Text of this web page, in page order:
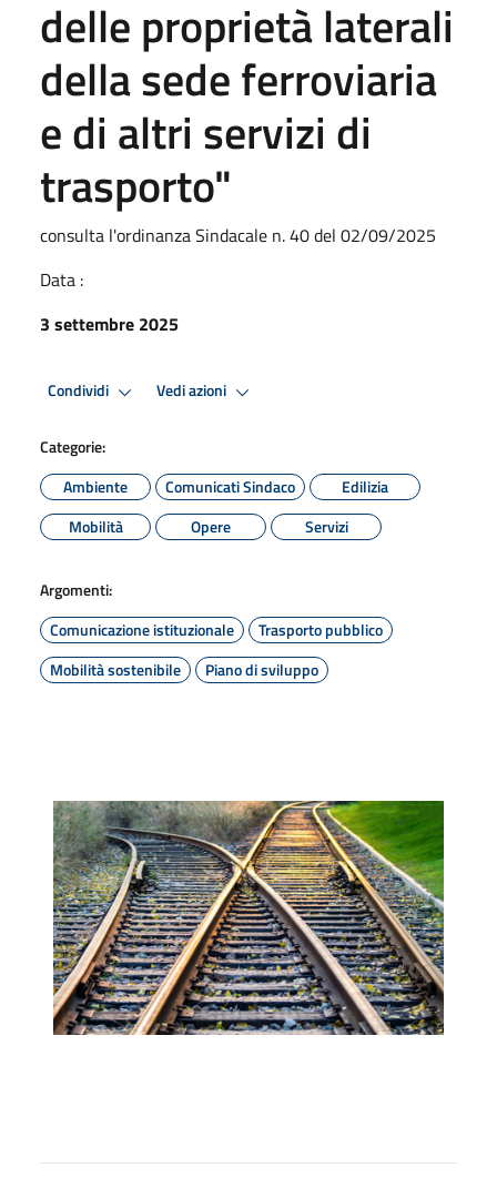
delle proprietà laterali
della sede ferroviaria
e di altri servizi di
trasporto"
consulta l'ordinanza Sindacale n. 40 del 02/09/2025
Data :
3 settembre 2025
Condividi Vedi azioni
Categorie:
Ambiente
Comunicati Sindaco
Edilizia
Mobilità
Opere Servizi
Argomenti:
Comunicazione istituzionale
Trasporto pubblico
Mobilità sostenibile
Piano di sviluppo